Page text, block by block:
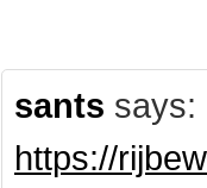
sants says:
https://